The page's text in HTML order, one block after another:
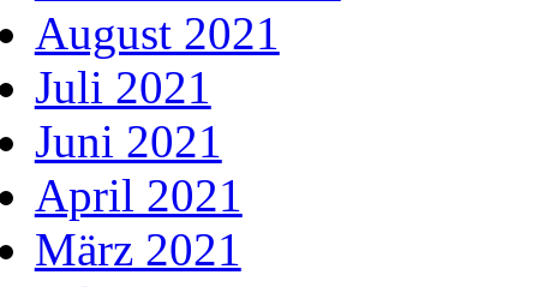
August 2021
Juli 2021
Juni 2021
April 2021
März 2021